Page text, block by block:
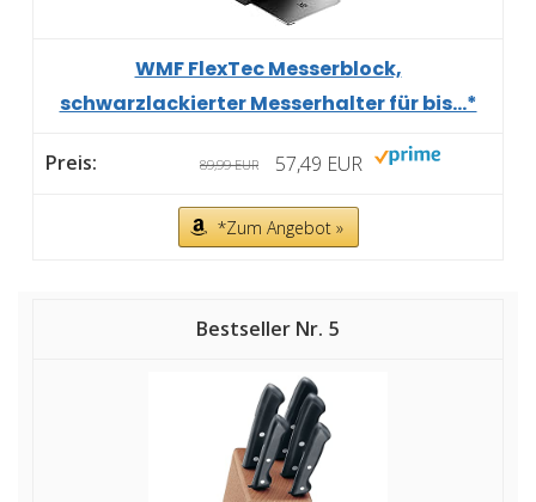
WMF FlexTec Messerblock,
schwarzlackierter Messerhalter für bis...*
89,99 EUR 57,49 EUR
*Zum Angebot »
5